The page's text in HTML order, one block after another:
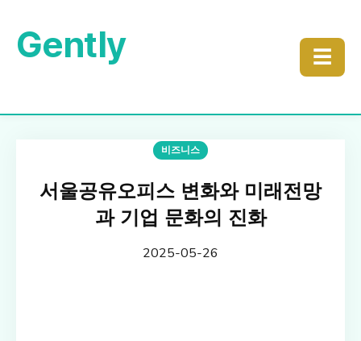
Gently ☰
비즈니스
서울공유오피스 변화와 미래전망
과 기업 문화의 진화
2025-05-26